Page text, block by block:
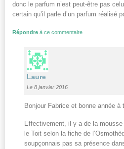
donc le parfum n’est peut-être pas
certain qu’il parle d’un parfum réalisé
Répondre à ce commentaire
Laure
Le 8 janvier 2016
Bonjour Fabrice et bonne année à
Effectivement, il y a de la
le Toit selon la fiche de
soupçonnais pas sa présence